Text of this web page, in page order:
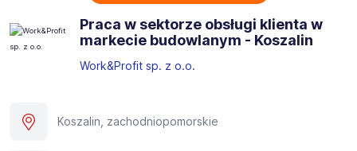
Praca w sektorze obsługi klienta w
markecie budowlanym - Koszalin
Work&Profit sp. z o.o.
Koszalin, zachodniopomorskie